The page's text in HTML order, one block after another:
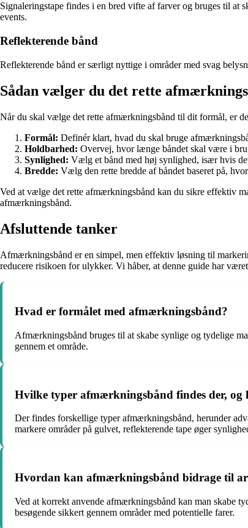
Signaleringstape findes i en bred vifte af farver og bruges til at
events.
Reflekterende bånd
Reflekterende bånd er særligt nyttige i områder med svag
Sådan vælger du det rette
Når du skal vælge det rette afmærkningsbånd til dit formål, er
Formål: Definér klart, hvad du skal bruge
Holdbarhed: Overvej, hvor længe båndet skal være i
Synlighed: Vælg et bånd med høj synlighed, især hvis
Bredde: Vælg den rette bredde af båndet baseret på,
Ved at vælge det rette afmærkningsbånd kan du sikre effektiv
afmærkningsbånd.
Afsluttende tanker
Afmærkningsbånd er en simpel, men effektiv løsning til
reducere risikoen for ulykker. Vi håber, at denne guide har
Hvad er formålet med afmærkningsbånd?
Afmærkningsbånd bruges til at skabe synlige og tydelige
gennem et område.
Hvilke typer afmærkningsbånd findes der, og
Der findes forskellige typer afmærkningsbånd, herunder
markere områder på gulvet, reflekterende tape øger
Hvordan kan afmærkningsbånd bidrage til
Ved at korrekt anvende afmærkningsbånd kan man skabe
besøgende sikkert gennem områder med potentielle farer.